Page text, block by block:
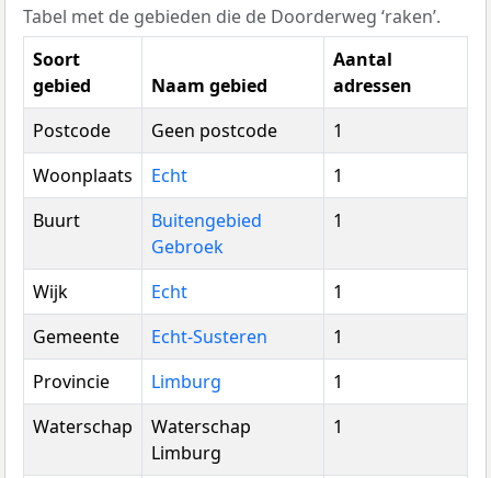
Tabel met de gebieden die de Doorderweg ‘raken’.
Soort
gebied
Naam gebied
Aantal
adressen
Postcode
Geen postcode
1
Woonplaats
Echt
1
Buurt
Buitengebied
Gebroek
1
Wijk Echt
1
Gemeente
Echt-Susteren
1
Provincie
Limburg
1
Waterschap
Waterschap
Limburg
1